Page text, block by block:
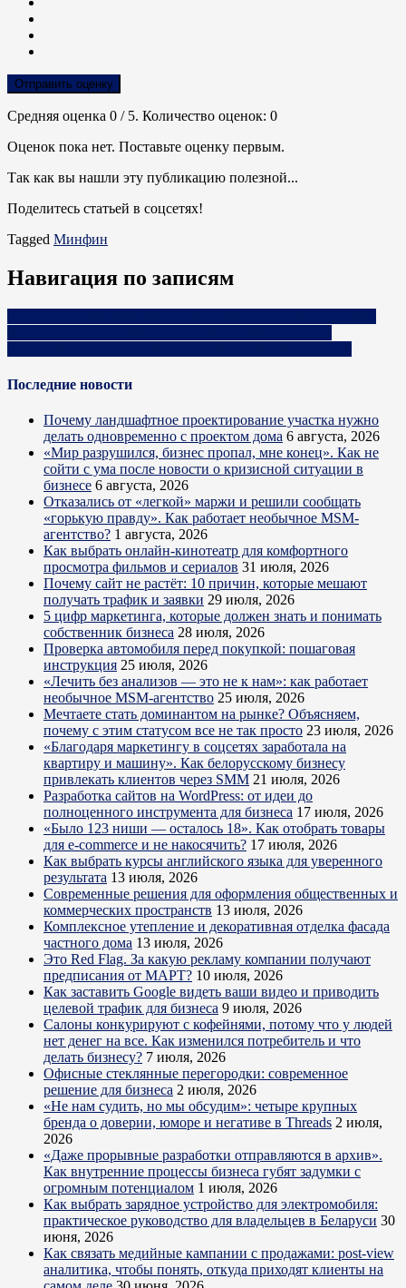
Отправить оценку
Средняя оценка 0 / 5. Количество оценок: 0
Оценок пока нет. Поставьте оценку первым.
Так как вы нашли эту публикацию полезной...
Поделитесь статьей в соцсетях!
Tagged Минфин
Навигация по записям
Последние новости
Почему ландшафтное проектирование участка нужно
делать одновременно с проектом дома 6 августа, 2026
«Мир разрушился, бизнес пропал, мне конец». Как не
сойти с ума после новости о кризисной ситуации в
бизнесе 6 августа, 2026
Отказались от «легкой» маржи и решили сообщать
«горькую правду». Как работает необычное MSM-
агентство? 1 августа, 2026
Как выбрать онлайн-кинотеатр для комфортного
просмотра фильмов и сериалов 31 июля, 2026
Почему сайт не растёт: 10 причин, которые мешают
получать трафик и заявки 29 июля, 2026
5 цифр маркетинга, которые должен знать и понимать
собственник бизнеса 28 июля, 2026
Проверка автомобиля перед покупкой: пошаговая
инструкция 25 июля, 2026
«Лечить без анализов — это не к нам»: как работает
необычное MSM-агентство 25 июля, 2026
Мечтаете стать доминантом на рынке? Объясняем,
почему с этим статусом все не так просто 23 июля, 2026
«Благодаря маркетингу в соцсетях заработала на
квартиру и машину». Как белорусскому бизнесу
привлекать клиентов через SMM 21 июля, 2026
Разработка сайтов на WordPress: от идеи до
полноценного инструмента для бизнеса 17 июля, 2026
«Было 123 ниши — осталось 18». Как отобрать товары
для e-commerce и не накосячить? 17 июля, 2026
Как выбрать курсы английского языка для уверенного
результата 13 июля, 2026
Современные решения для оформления общественных и
коммерческих пространств 13 июля, 2026
Комплексное утепление и декоративная отделка фасада
частного дома 13 июля, 2026
Это Red Flag. За какую рекламу компании получают
предписания от МАРТ? 10 июля, 2026
Как заставить Google видеть ваши видео и приводить
целевой трафик для бизнеса 9 июля, 2026
Салоны конкурируют с кофейнями, потому что у людей
нет денег на все. Как изменился потребитель и что
делать бизнесу? 7 июля, 2026
Офисные стеклянные перегородки: современное
решение для бизнеса 2 июля, 2026
«Не нам судить, но мы обсудим»: четыре крупных
бренда о доверии, юморе и негативе в Threads 2 июля,
2026
«Даже прорывные разработки отправляются в архив».
Как внутренние процессы бизнеса губят задумки с
огромным потенциалом 1 июля, 2026
Как выбрать зарядное устройство для электромобиля:
практическое руководство для владельцев в Беларуси 30
июня, 2026
Как связать медийные кампании с продажами: post-view
аналитика, чтобы понять, откуда приходят клиенты на